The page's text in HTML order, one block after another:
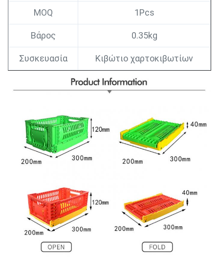
MOQ 1Pcs
Βάρος 0.35kg
Συσκευασία Κιβώτιο χαρτοκιβωτίων